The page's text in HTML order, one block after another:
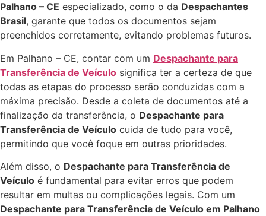
Palhano – CE especializado, como o da Despachantes
Brasil, garante que todos os documentos sejam
preenchidos corretamente, evitando problemas futuros.
Em Palhano – CE, contar com um Despachante para
Transferência de Veículo significa ter a certeza de que
todas as etapas do processo serão conduzidas com a
máxima precisão. Desde a coleta de documentos até a
finalização da transferência, o Despachante para
Transferência de Veículo cuida de tudo para você,
permitindo que você foque em outras prioridades.
Além disso, o Despachante para Transferência de
Veículo é fundamental para evitar erros que podem
resultar em multas ou complicações legais. Com um
Despachante para Transferência de Veículo em Palhano